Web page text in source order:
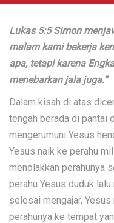
Lukas 5:5 Simon
malam kami bekerja
apa, tetapi karena
menebarkan jala juga.”
Dalam kisah di atas
tengah berada di pantai
mengerumuni Yesus
Yesus naik ke perahu
menolakkan perahunya
perahu Yesus duduk
selesai mengajar,
perahunya ke tempat